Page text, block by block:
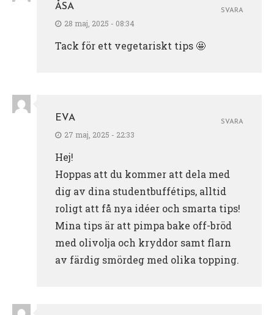
ÅSA
28 maj, 2025 - 08:34
Tack för ett vegetariskt tips 🤩
SVARA
EVA
27 maj, 2025 - 22:33
Hej!
Hoppas att du kommer att dela med
dig av dina studentbuffétips, alltid
roligt att få nya idéer och smarta tips!
Mina tips är att pimpa bake off-bröd
med olivolja och kryddor samt flarn
av färdig smördeg med olika topping.
SVARA